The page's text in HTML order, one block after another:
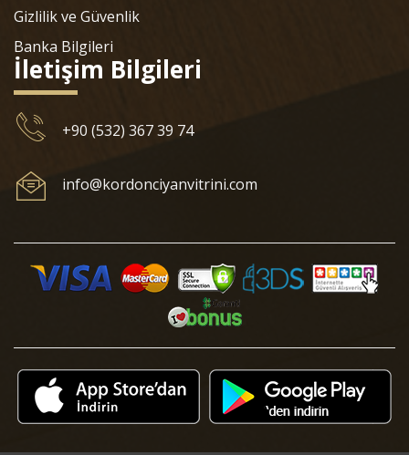
Gizlilik ve Güvenlik
Banka Bilgileri
İletişim Bilgileri
+90 (532) 367 39 74
info@kordonciyanvitrini.com